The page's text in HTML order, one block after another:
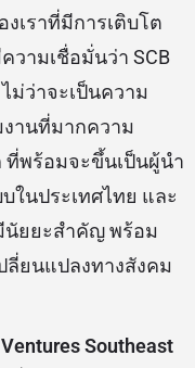
เราที่มีการเติบโต
วามเชื่อมั่นว่า SCB
ม่ว่าจะเป็นความ
านที่มากความ
ที่พร้อมจะขึ้นเป็นผู้นำ
ในประเทศไทย และ
นัยยะสำคัญ พร้อม
ลี่ยนแปลงทางสังคม
Southeast